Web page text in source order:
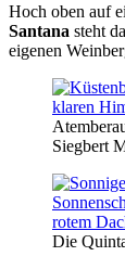
Hoch oben auf
Santana steht
eigenen
Siegbert
Die